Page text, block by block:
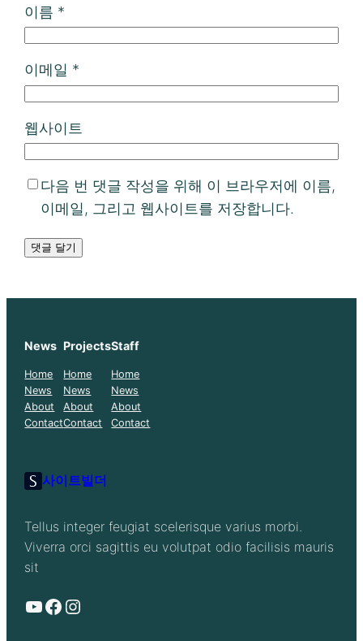
이름 *
이메일 *
웹사이트
다음 번 댓글 작성을 위해 이 브라우저에 이름,
이메일, 그리고 웹사이트를 저장합니다.
News
Home
News
About
Contact
Projects
Home
News
About
Contact
Staff
Home
News
About
Contact
사이트빌더
Tellus integer feugiat scelerisque varius morbi.
Viverra orci sagittis eu volutpat odio facilisis mauris
sit
YouTube Facebook Instagram